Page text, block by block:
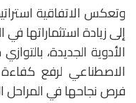
وتعكس الاتفاقية
إلى زيادة استثماراتها
الأدوية الجديدة،
الاصطناعي لرفع
فرص نجاحها في المراحل